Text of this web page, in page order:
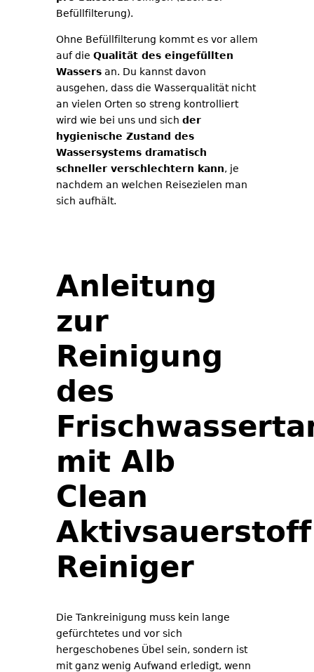
Befüllfilterung).
Ohne Befüllfilterung kommt es vor allem
auf die Qualität des eingefüllten
Wassers an. Du kannst davon
ausgehen, dass die Wasserqualität nicht
an vielen Orten so streng kontrolliert
wird wie bei uns und sich der
hygienische Zustand des
Wassersystems dramatisch
schneller verschlechtern kann, je
nachdem an welchen Reisezielen man
sich aufhält.
Anleitung
zur
Reinigung
des
mit Alb
Clean
Aktivsauerstoff
Reiniger
Die Tankreinigung muss kein lange
gefürchtetes und vor sich
hergeschobenes Übel sein, sondern ist
mit ganz wenig Aufwand erledigt, wenn